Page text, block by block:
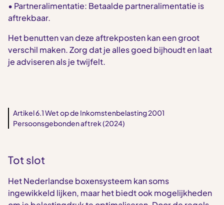
• Partneralimentatie: Betaalde partneralimentatie is
aftrekbaar.
Het benutten van deze aftrekposten kan een groot
verschil maken. Zorg dat je alles goed bijhoudt en laat
je adviseren als je twijfelt.
Artikel 6.1 Wet op de Inkomstenbelasting 2001
Persoonsgebonden aftrek (2024)
Tot slot
Het Nederlandse boxensysteem kan soms
ingewikkeld lijken, maar het biedt ook mogelijkheden